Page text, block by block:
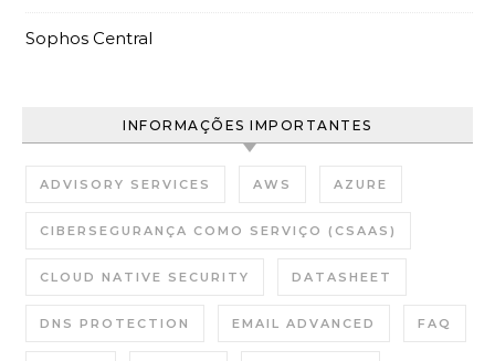
Sophos Central
INFORMAÇÕES IMPORTANTES
ADVISORY SERVICES AWS AZURE
CIBERSEGURANÇA COMO SERVIÇO (CSAAS)
CLOUD NATIVE SECURITY DATASHEET
DNS PROTECTION EMAIL ADVANCED FAQ